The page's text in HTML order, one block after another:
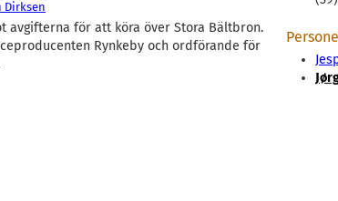
Dirksen
avgifterna för att köra över Stora Bältbron.
Rynkeby och ordförande för